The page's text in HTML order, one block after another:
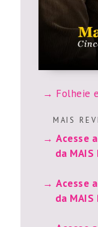
Folheie
M A I S R E V I
Acesse
da MAIS
Acesse
da MAIS